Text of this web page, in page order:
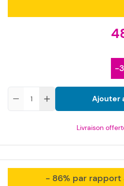
-
Ajouter
Livraison
- 86% par